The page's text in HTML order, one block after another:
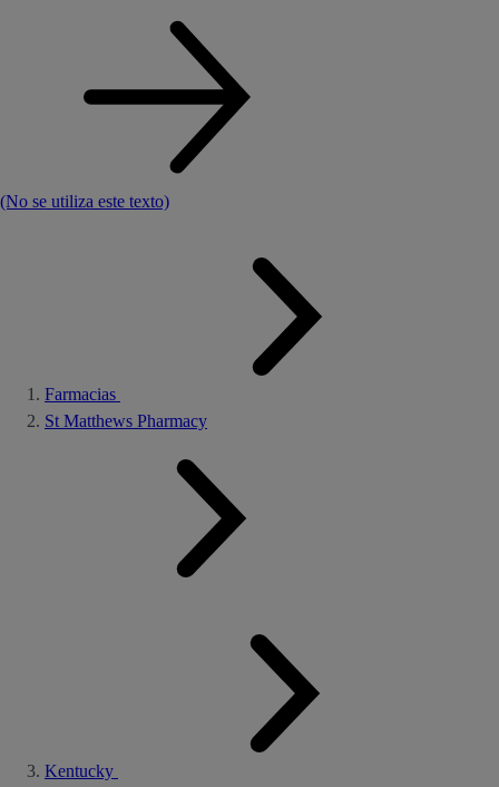
(No se utiliza este texto)
Farmacias
St Matthews Pharmacy
Kentucky